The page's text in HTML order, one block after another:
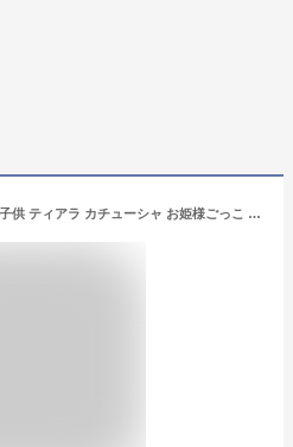
プリンセス アクセサリー 子供 ティアラ カチューシャ お姫様ごっこ おもちゃ 誕生日 クリスマス プレゼント コスプレ 誕生日 飾りつけ ドレス チュール ヘアクリップ 発表会 髪飾り 結婚式 フォーマル お誕生会 可愛い おしゃれ